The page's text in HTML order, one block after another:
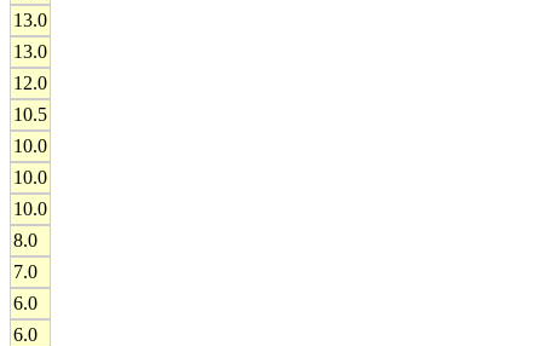
13.0
13.0
12.0
10.5
10.0
10.0
10.0
8.0
7.0
6.0
6.0